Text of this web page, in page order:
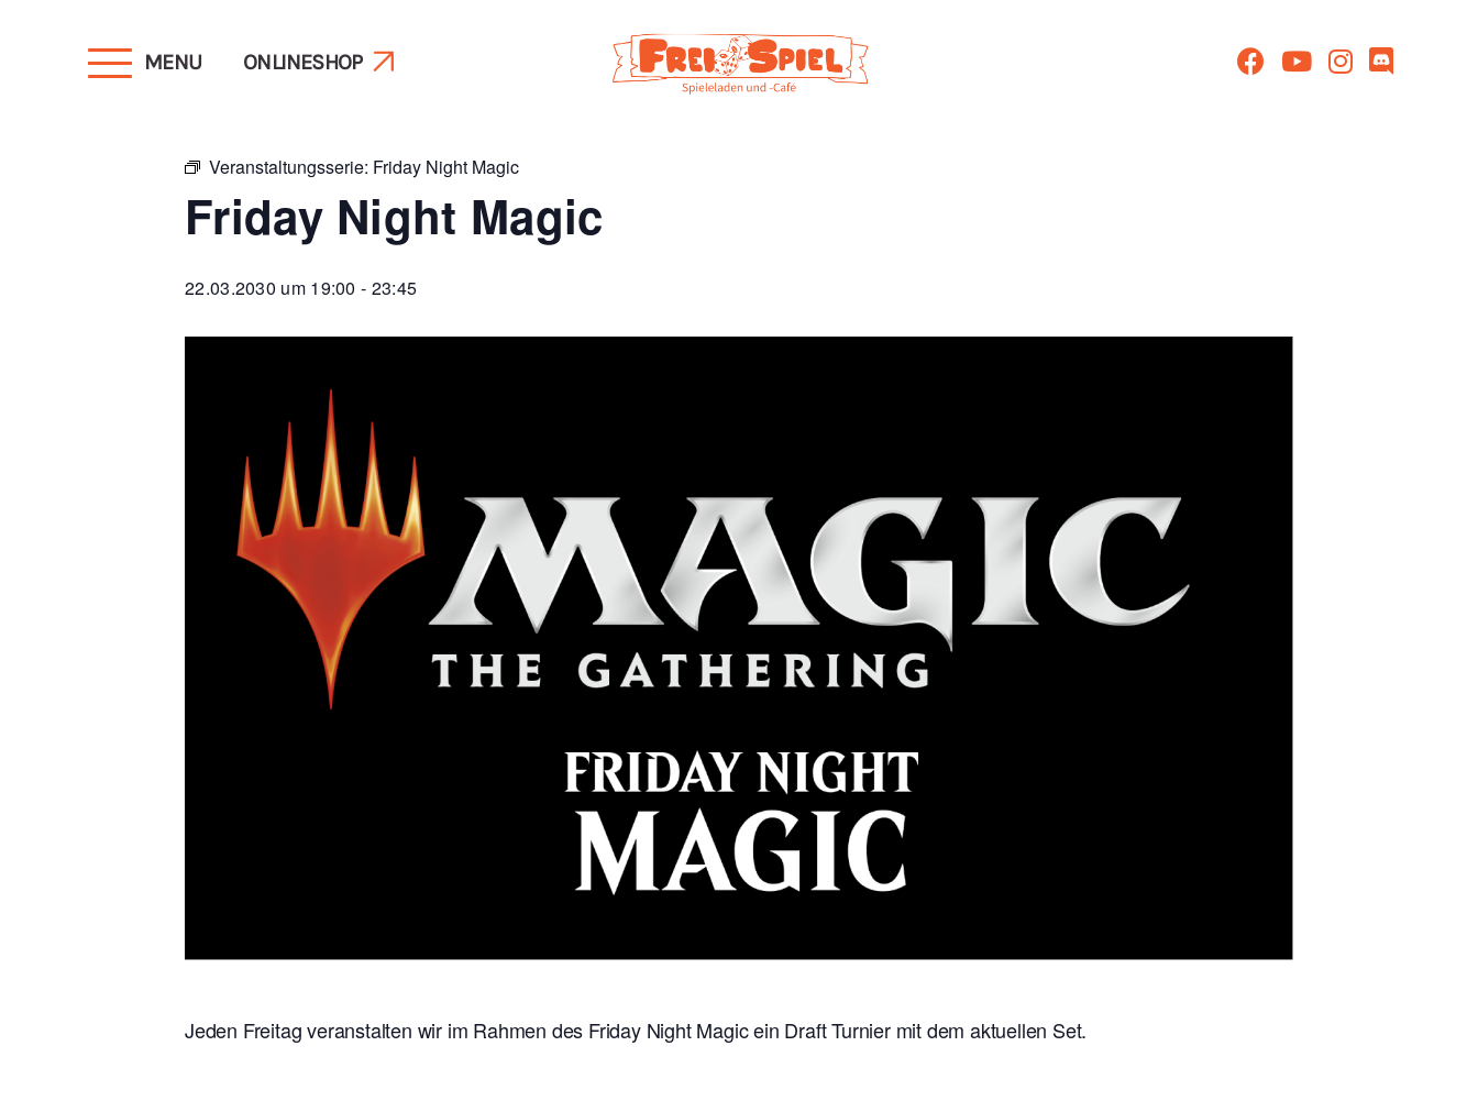
MENU ONLINESHOP
Veranstaltungsserie: Friday Night Magic
Friday Night Magic
22.03.2030 um 19:00 - 23:45
Jeden Freitag veranstalten wir im Rahmen des Friday Night Magic ein Draft Turnier mit dem aktuellen Set.